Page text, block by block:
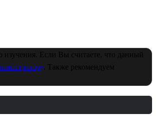
изучения. Если Вы считаете, что данный
. Также рекомендуем